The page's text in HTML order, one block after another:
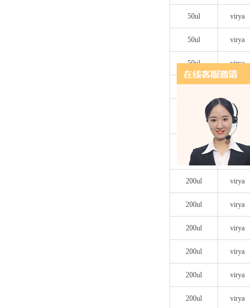
50ul virya
50ul virya
50ul virya
50ul virya
virya
50ul virya
200ul virya
200ul virya
200ul virya
200ul virya
200ul virya
200ul virya